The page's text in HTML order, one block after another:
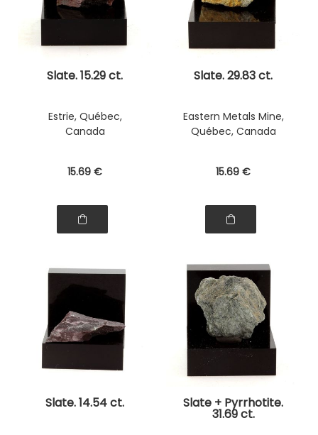
Slate. 15.29 ct.
Estrie, Québec,
Canada
15.69 €
Slate. 29.83 ct.
Eastern Metals Mine,
Québec, Canada
15.69 €
Slate. 14.54 ct. Slate + Pyrrhotite.
31.69 ct.